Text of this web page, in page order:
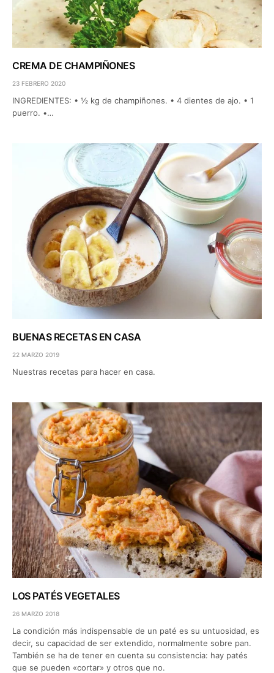
CREMA DE CHAMPIÑONES
23 FEBRERO 2020
INGREDIENTES: • ½ kg de champiñones. • 4 dientes de ajo. • 1
puerro. •…
BUENAS RECETAS EN CASA
22 MARZO 2019
Nuestras recetas para hacer en casa.
LOS PATÉS VEGETALES
26 MARZO 2018
La condición más indispensable de un paté es su untuosidad, es
decir, su capacidad de ser extendido, normalmente sobre pan.
También se ha de tener en cuenta su consistencia: hay patés
que se pueden «cortar» y otros que no.